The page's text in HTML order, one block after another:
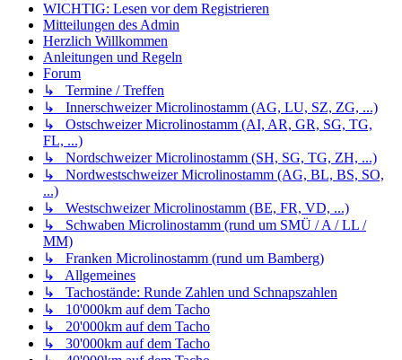
WICHTIG: Lesen vor dem Registrieren
Mitteilungen des Admin
Herzlich Willkommen
Anleitungen und Regeln
Forum
↳ Termine / Treffen
↳ Innerschweizer Microlinostamm (AG, LU, SZ, ZG, ...)
↳ Ostschweizer Microlinostamm (AI, AR, GR, SG, TG,
FL, ...)
↳ Nordschweizer Microlinostamm (SH, SG, TG, ZH, ...)
↳ Nordwestschweizer Microlinostamm (AG, BL, BS, SO,
...)
↳ Westschweizer Microlinostamm (BE, FR, VD, ...)
↳ Schwaben Microlinostamm (rund um SMÜ / A / LL /
MM)
↳ Franken Microlinostamm (rund um Bamberg)
↳ Allgemeines
↳ Tachostände: Runde Zahlen und Schnapszahlen
↳ 10'000km auf dem Tacho
↳ 20'000km auf dem Tacho
↳ 30'000km auf dem Tacho